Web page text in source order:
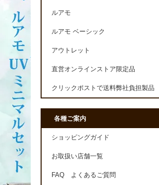
ルアモ
ルアモ ベーシック
アウトレット
直営オンラインストア限定品
クリックポストで送料弊社負担製品
各種ご案内
ショッピングガイド
お取扱い店舗一覧
FAQ よくあるご質問